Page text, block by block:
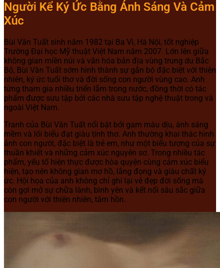
Người Kể Ký Ức Bằng Ánh Sáng Và Cảm
Xúc
Bùi Văn Tuất sinh năm 1982 tại Ba Vì, Hà Nội, tốt nghiệp
Trường Đại học Mỹ thuật Việt Nam năm 2007. Lớn lên giữa
không gian miền núi và văn hóa bản địa vùng trung du Bắc
Bộ, Bùi Văn Tuất sớm hình thành sự gắn bó đặc biệt với thiên
nhiên, ký ức tuổi thơ và đời sống con người vùng cao. Anh
từng tham gia nhiều triển lãm trong nước, đồng thời có tác
phẩm được sưu tập bởi các nhà sưu tập nghệ thuật trong và
ngoài Việt Nam.
Tranh của Bùi Văn Tuất nổi bật bởi gam màu dịu, ánh sáng
mềm và lối biểu đạt giàu tính thơ. Anh thường khai thác hình
ảnh con người, đặc biệt là trẻ em, như một biểu tượng của sự
thuần khiết và những cảm xúc nguyên sơ. Trong nhiều tác
phẩm, yếu tố hiện thực được hòa quyện cùng cảm xúc biểu
hiện, tạo nên không gian mơ hồ, lắng đọng và giàu chất ký
ức. Hội họa của anh không chỉ ghi lại vẻ đẹp đời sống mà
còn gợi mở sự chữa lành, bình yên và kết nối sâu sắc giữa
con người với thiên nhiên, tâm hồn.